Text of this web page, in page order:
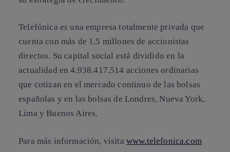
Telefónica es una empresa totalmente privada que
cuenta con más de 1,5 millones de accionistas
directos. Su capital social está dividido en la
actualidad en 4.938.417.514 acciones ordinarias
que cotizan en el mercado continuo de las bolsas
españolas y en las bolsas de Londres, Nueva York,
Lima y Buenos Aires.
Para más información, visita www.telefonica.com